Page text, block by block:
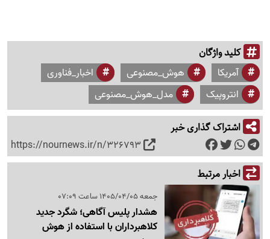
کلید واژگان
آمریکا هوش_مصنوعی
اخبار_فناوری
انتروپیک
مدل_هوش_مصنوعی
اشتراک گذاری خبر
https://nournews.ir/n/326793
اخبار مرتبط
جمعه 1405/04/05 ساعت 07:09
هشدار پلیس آگاهی؛ شگرد جدید
کلاهبرداران با استفاده از هوش